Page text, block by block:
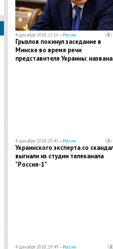
4 декабря 2018, 22:16 —Россия
Грызлов покинул заседание в
Минске во время речи
представителя Украины: названа
4 декабря 2018, 20:45 —Россия
Украинского эксперта со
выгнали из студии телеканала
"Россия-1"
4 декабря 2018, 19:49 —Россия